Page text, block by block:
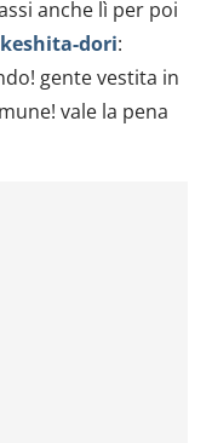
anche lì per poi
dori:
gente vestita in
vale la pena